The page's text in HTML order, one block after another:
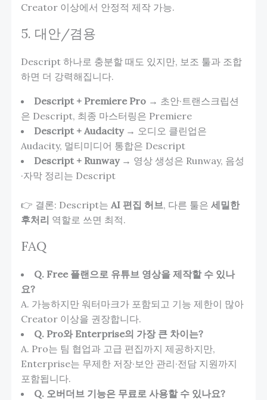
Creator 이상에서 안정적 제작 가능.
5. 대안/겸용
Descript 하나로 충분할 때도 있지만, 보조 툴과 조합
하면 더 강력해집니다.
Descript + Premiere Pro→ 초안·트랜스크립션
은 Descript, 최종 마스터링은 Premiere
Descript + Audacity→ 오디오 클린업은
Audacity, 멀티미디어 통합은 Descript
Descript + Runway→ 영상 생성은 Runway, 음성
·자막 정리는 Descript
👉 결론: Descript는 AI 편집 허브, 다른 툴은 세밀한
후처리 역할로 쓰면 최적.
FAQ
Q. Free 플랜으로 유튜브 영상을 제작할 수 있나
요?
A. 가능하지만 워터마크가 포함되고 기능 제한이 많아
Creator 이상을 권장합니다.
Q. Pro와 Enterprise의 가장 큰 차이는?
A. Pro는 팀 협업과 고급 편집까지 제공하지만,
Enterprise는 무제한 저장·보안 관리·전담 지원까지
포함됩니다.
Q. 오버더브 기능은 무료로 사용할 수 있나요?